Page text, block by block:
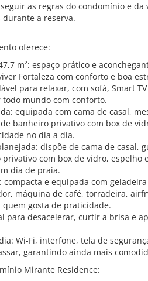
as regras do condomínio e
a reserva.
oferece:
m²: espaço prático e
Fortaleza com conforto e boa
para relaxar, com sofá, Smart
mundo com conforto.
equipada com cama de casal,
banheiro privativo com box de
no dia a dia.
dispõe de cama de casal,
com box de vidro, espelho
dia de praia.
compacta e equipada com
máquina de café, torradeira,
gosta de praticidade.
para desacelerar, curtir a brisa e
Wi-Fi, interfone, tela de
garantindo ainda mais
Mirante Residence: